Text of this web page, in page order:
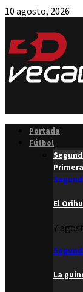
10 agosto, 2026
Portada
Fútbol
El
7
La